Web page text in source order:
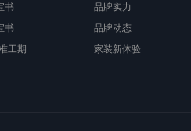
书
书
工期
品牌实力
品牌动态
家装新体验